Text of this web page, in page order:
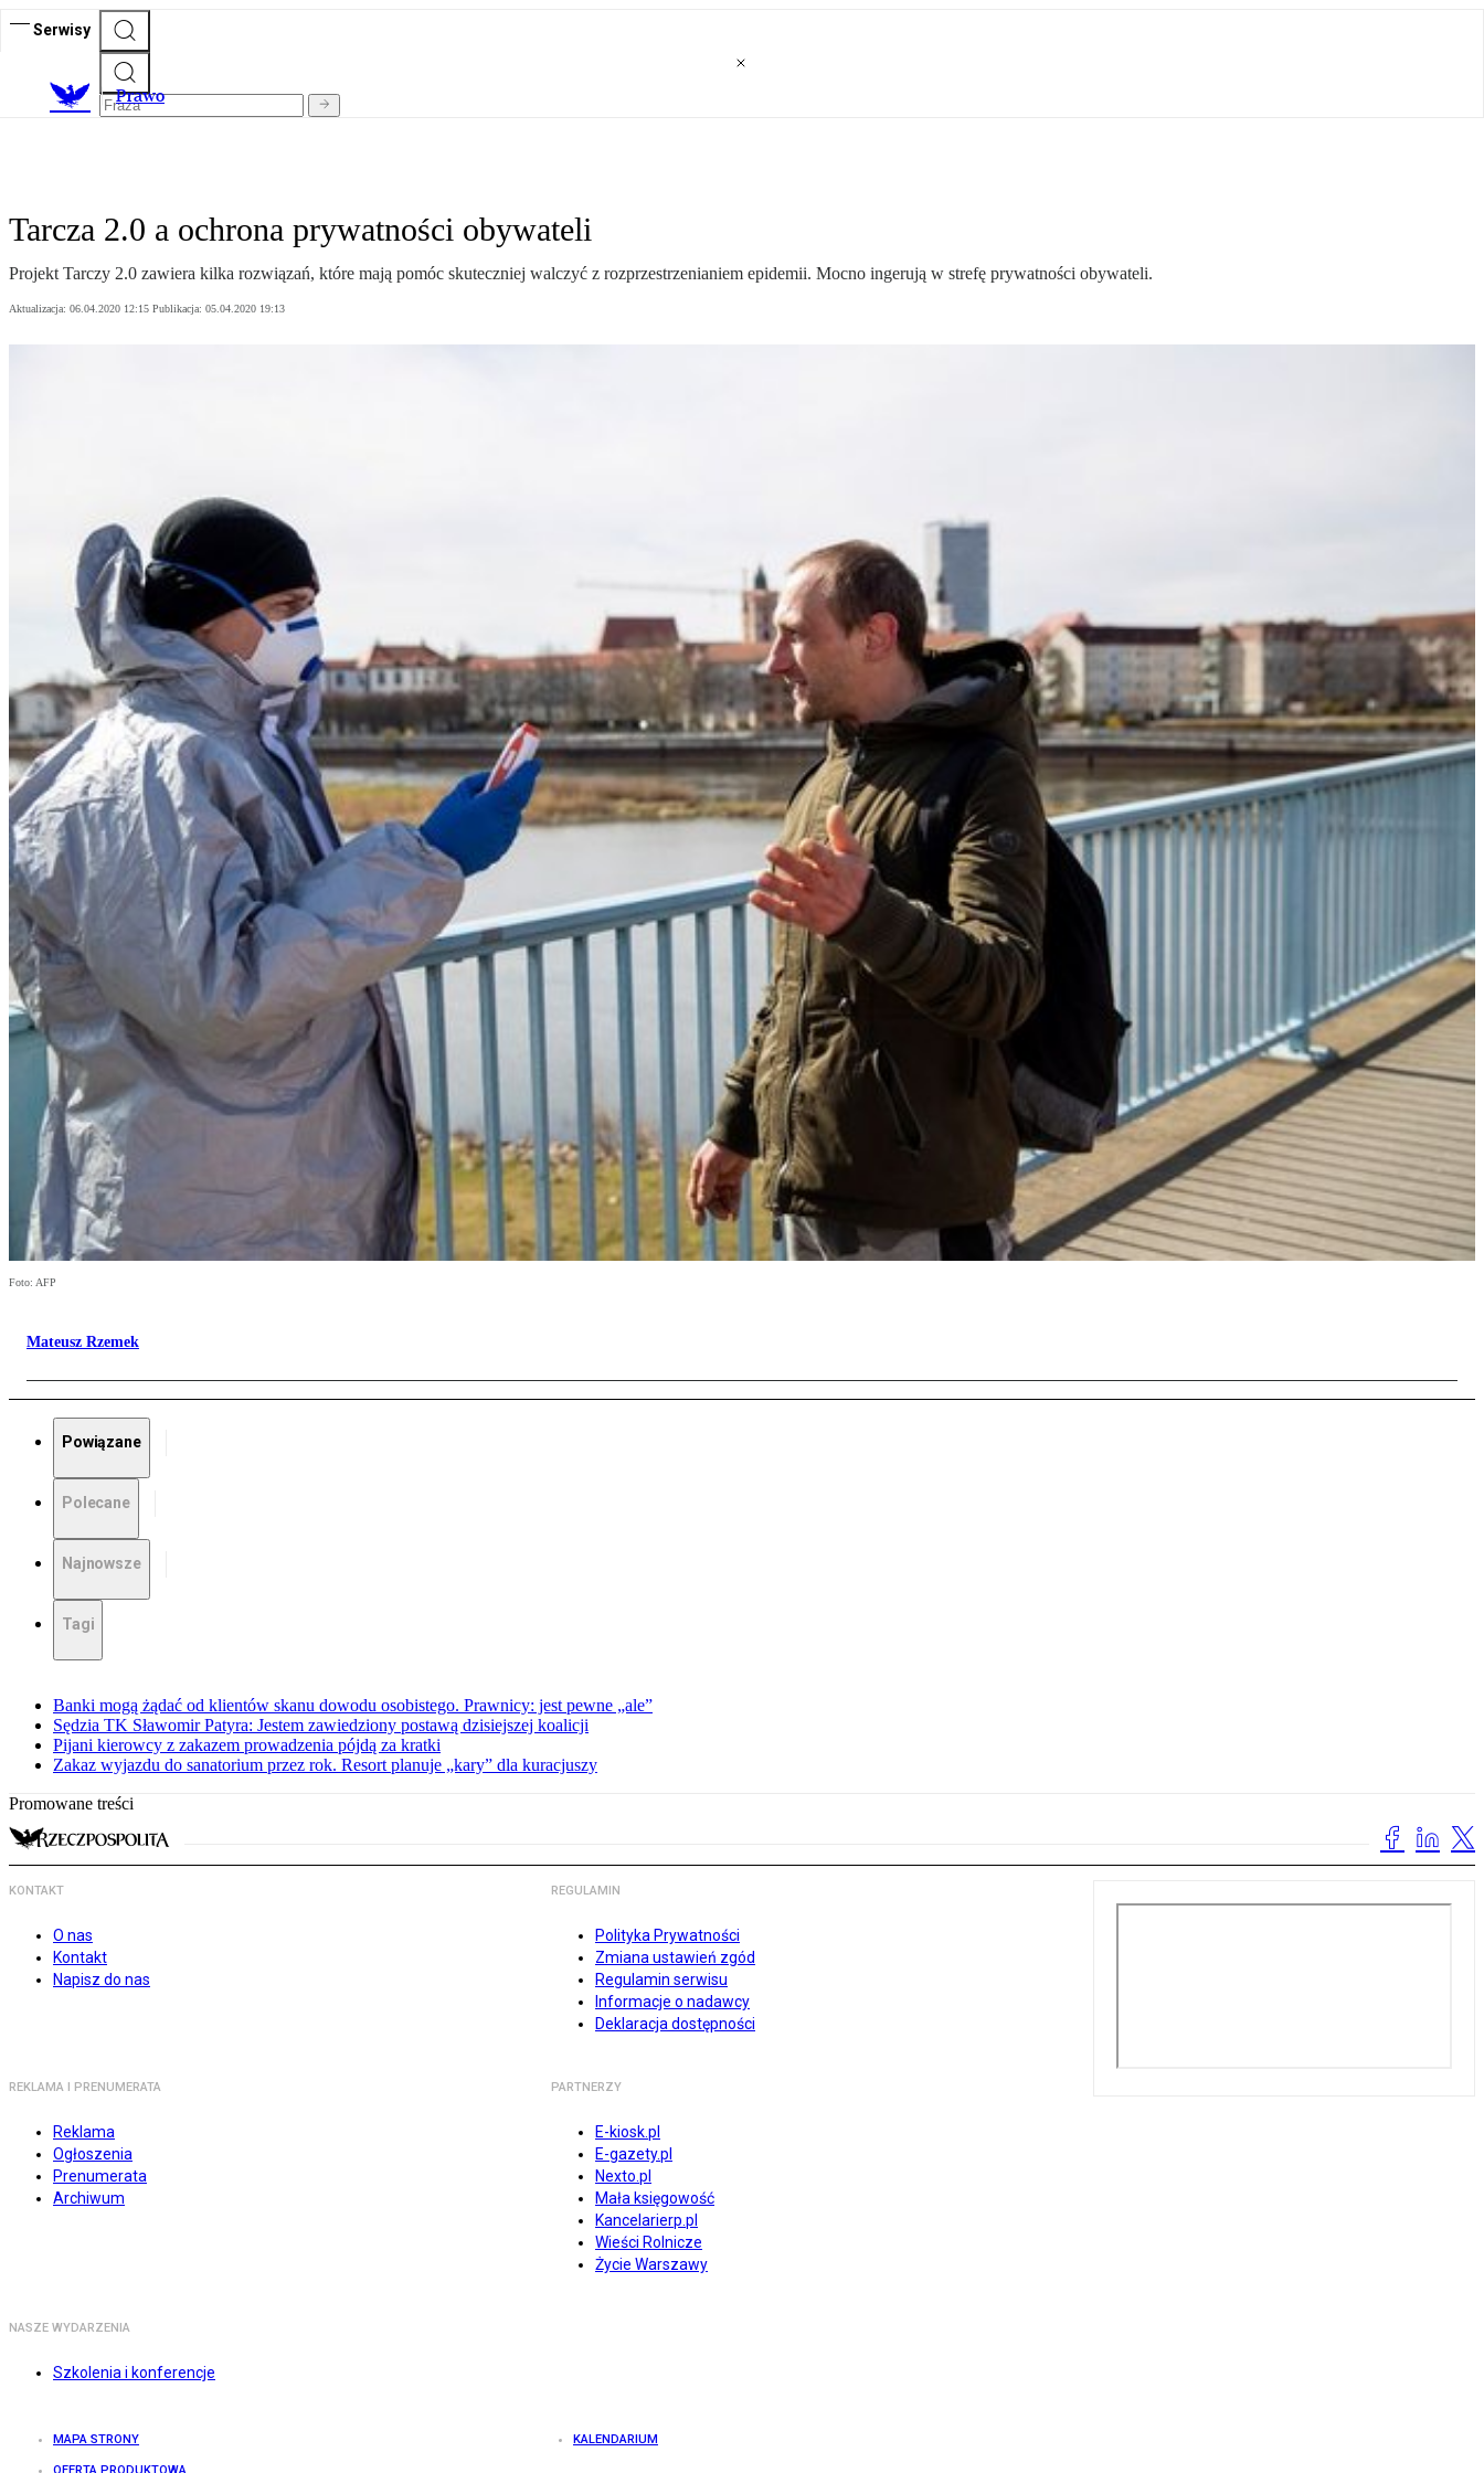
Serwisy
Prawo
Tarcza 2.0 a ochrona prywatności obywateli
Projekt Tarczy 2.0 zawiera kilka rozwiązań, które mają pomóc skuteczniej walczyć z rozprzestrzenianiem epidemii. Mocno ingerują w strefę prywatności obywateli.
Aktualizacja: 06.04.2020 12:15 Publikacja: 05.04.2020 19:13
Foto: AFP
Mateusz Rzemek
Powiązane
Polecane
Najnowsze
Tagi
Banki mogą żądać od klientów skanu dowodu osobistego. Prawnicy: jest pewne „ale”
Sędzia TK Sławomir Patyra: Jestem zawiedziony postawą dzisiejszej koalicji
Pijani kierowcy z zakazem prowadzenia pójdą za kratki
Zakaz wyjazdu do sanatorium przez rok. Resort planuje „kary” dla kuracjuszy
Promowane treści
KONTAKT
O nas
Kontakt
Napisz do nas
REGULAMIN
Polityka Prywatności
Zmiana ustawień zgód
Regulamin serwisu
Informacje o nadawcy
Deklaracja dostępności
REKLAMA I PRENUMERATA
Reklama
Ogłoszenia
Prenumerata
Archiwum
PARTNERZY
E-kiosk.pl
E-gazety.pl
Nexto.pl
Mała księgowość
Kancelarierp.pl
Wieści Rolnicze
Życie Warszawy
NASZE WYDARZENIA
Szkolenia i konferencje
MAPA STRONY KALENDARIUM